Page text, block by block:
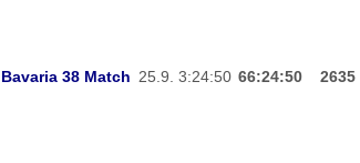
Bavaria 38 Match 25.9. 3:24:50 66:24:50
2635